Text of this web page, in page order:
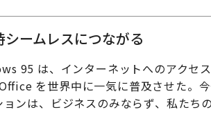
ームレスにつながる
95 は、インターネットへのアクセ
を世界中に一気に普及させた。
は、ビジネスのみならず、私たち